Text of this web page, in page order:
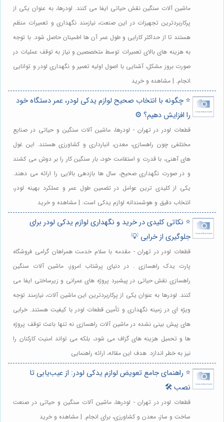
ماشین آلات سنگین نقش حیاتی ایفا می کنند. لودرها، به عنوان یکی از
پرکاربردترین تجهیزات در این صنعت، نیازمند نگهداری و تعمیرات منظم
هستند تا از حداکثر کارایی و طول عمر آن ها اطمینان حاصل شود. با توجه
به هزینه های بالای تعمیرات توسط متخصصین و نیاز به توقف عملیات در
صورت بروز مشکل، آشنایی با اصول اولیه تعمیر و نگهداری لودر و توانایی
انجام. | مشاهده و خرید
⭐️ چگونه با انتخاب صحیح لوازم یدکی لودر، عمر دستگاه خود
را افزایش دهیم؟ ⚙️
قطعات لودر در تهران - لودرها، ماشین آلات سنگین و حیاتی در صنایع
مختلفی چون راهسازی، معدن، انبارداری و کشاورزی هستند. این غول
های آهنی، با قدرت و استقامت خود، بار سنگین کار را بر دوش می کشند
و در صورت نگهداری صحیح، سال ها بازدهی بالایی را ارائه می دهند.
یکی از کلیدی ترین عوامل در تضمین طول عمر و عملکرد بهینه لودر،
انتخاب دقیق و هوشمندانه لوازم یدکی است. | مشاهده و خرید
⭐️ نکاتی کلیدی در خرید و نگهداری لوازم یدکی لودر برای
جلوگیری از خرابی 💡
قطعات لودر در تهران - مقدمه با سلام خدمت همراهان گرامی فروشگاه
پارت یدک راهسازی . در دنیای پرشتاب امروز، ماشین آلات سنگین
راهسازی نقش حیاتی در پیشبرد پروژه های عمرانی و زیرساختی ایفا می
کنند. لودرها به عنوان یکی از پرکاربردترین این ماشین آلات، نیازمند توجه
ویژه ای در زمینه نگهداری و تأمین قطعات لودر با کیفیت هستند. خرابی
های پیش بینی نشده در ماشین آلات راهسازی نه تنها باعث توقف پروژه
ها و تحمیل هزینه های گزاف می شود، بلکه می تواند امنیت کارکنان را
نیز به خطر اندازد. هدف این مقاله، ارائه راهنمایی
⭐️ راهنمای جامع تعویض لوازم یدکی لودر: از عیب‌یابی تا
نصب 🛠️
قطعات لودر در تهران - لودرها، ماشین آلات سنگین و حیاتی در صنعت
ساخت و ساز، معدن و کشاورزی، برای انجام. | مشاهده و خرید